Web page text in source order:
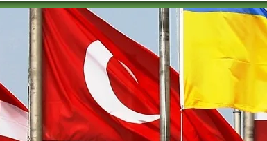
Städte Branchen Dienstleisterbranchen